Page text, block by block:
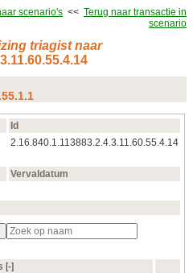
scenario's << Terug naar transactie in
scenario
triagist naar
Id
2.16.840.1.113883.2.4.3.11.60.55.4.14
Vervaldatum
[‑]